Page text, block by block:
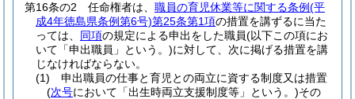
第16条の2
任命権者は、 職員の育児休業等に関する条例(平
成4年徳島県条例第6号)第25条第1項の措置を講ずるに当た
っては、 同項の規定による申出をした職員(以下この項にお
いて「申出職員」という。)に対して、次に掲げる措置を講
じなければならない。
(1)
申出職員の仕事と育児との両立に資する制度又は措置
(次号において「出生時両立支援制度等」という。)その